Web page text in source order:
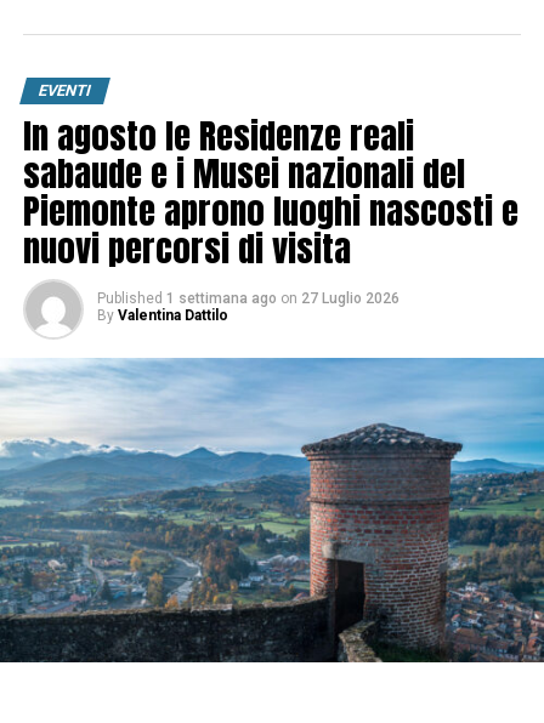
EVENTI
In agosto le Residenze reali
sabaude e i Musei nazionali del
Piemonte aprono luoghi nascosti e
nuovi percorsi di visita
Published 1 settimana ago on 27 Luglio 2026
By Valentina Dattilo